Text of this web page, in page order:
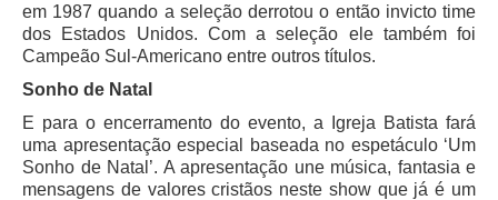
Laboratório de Inovação
Assessoria de Governança de Gestão de Pessoas
Sites Institucionais
Biblioteca
Centro de Memória
em 1987 quando a seleção derrotou o então invicto time
dos Estados Unidos. Com a seleção ele também foi
Campeão Sul-Americano entre outros títulos.
Sonho de Natal
E para o encerramento do evento, a Igreja Batista fará
uma apresentação especial baseada no espetáculo ‘Um
Sonho de Natal’. A apresentação une música, fantasia e
mensagens de valores cristãos neste show que já é um